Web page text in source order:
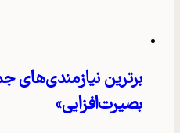
برترین نیازمندی‌های
بصیرت‌افزایی»